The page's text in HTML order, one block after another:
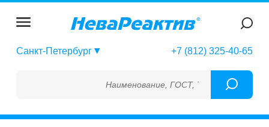
Санкт-Петербург +7 (812) 325-40-65
Наименование, ГОСТ, ТУ, ГСО, МСО,